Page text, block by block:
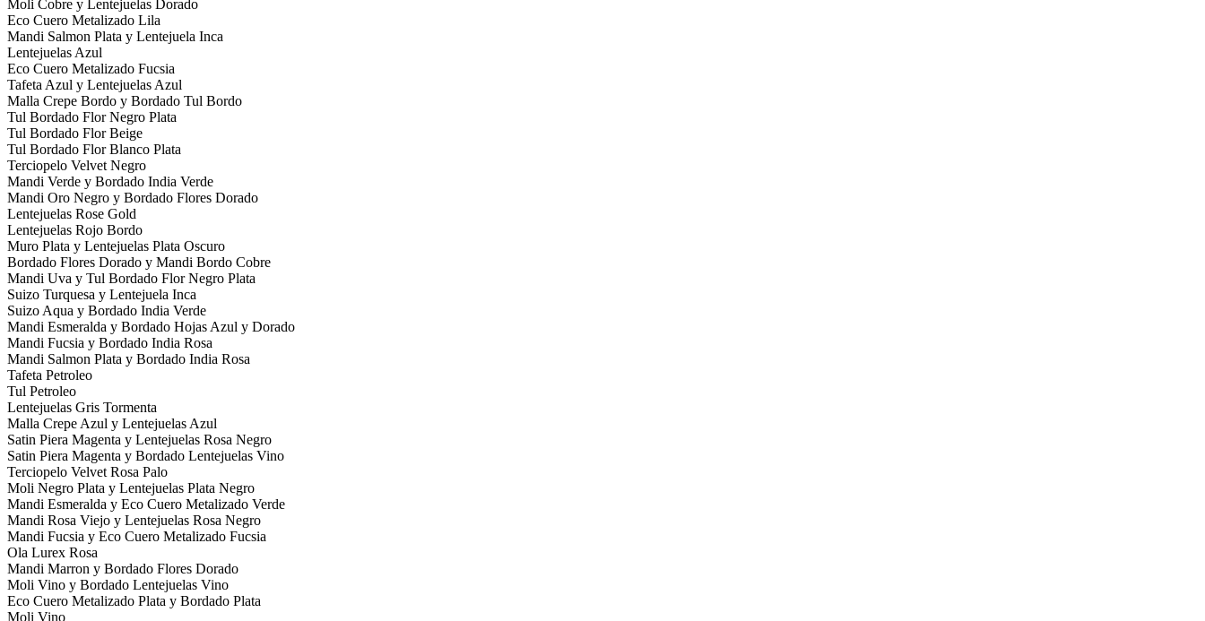
Moli Cobre y Lentejuelas Dorado
Eco Cuero Metalizado Lila
Mandi Salmon Plata y Lentejuela Inca
Lentejuelas Azul
Eco Cuero Metalizado Fucsia
Tafeta Azul y Lentejuelas Azul
Malla Crepe Bordo y Bordado Tul Bordo
Tul Bordado Flor Negro Plata
Tul Bordado Flor Beige
Tul Bordado Flor Blanco Plata
Terciopelo Velvet Negro
Mandi Verde y Bordado India Verde
Mandi Oro Negro y Bordado Flores Dorado
Lentejuelas Rose Gold
Lentejuelas Rojo Bordo
Muro Plata y Lentejuelas Plata Oscuro
Bordado Flores Dorado y Mandi Bordo Cobre
Mandi Uva y Tul Bordado Flor Negro Plata
Suizo Turquesa y Lentejuela Inca
Suizo Aqua y Bordado India Verde
Mandi Esmeralda y Bordado Hojas Azul y Dorado
Mandi Fucsia y Bordado India Rosa
Mandi Salmon Plata y Bordado India Rosa
Tafeta Petroleo
Tul Petroleo
Lentejuelas Gris Tormenta
Malla Crepe Azul y Lentejuelas Azul
Satin Piera Magenta y Lentejuelas Rosa Negro
Satin Piera Magenta y Bordado Lentejuelas Vino
Terciopelo Velvet Rosa Palo
Moli Negro Plata y Lentejuelas Plata Negro
Mandi Esmeralda y Eco Cuero Metalizado Verde
Mandi Rosa Viejo y Lentejuelas Rosa Negro
Mandi Fucsia y Eco Cuero Metalizado Fucsia
Ola Lurex Rosa
Mandi Marron y Bordado Flores Dorado
Moli Vino y Bordado Lentejuelas Vino
Eco Cuero Metalizado Plata y Bordado Plata
Moli Vino